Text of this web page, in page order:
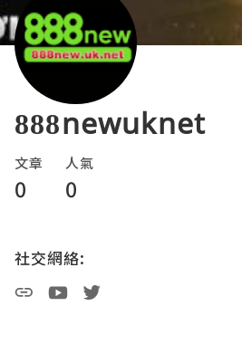
888newuknet
文章
0
人氣
0
社交網絡: